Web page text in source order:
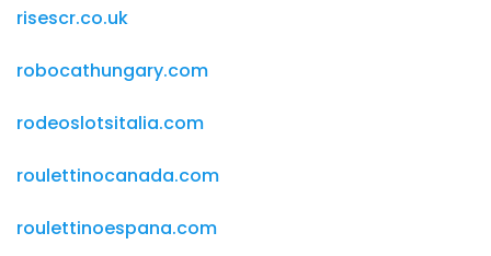
risescr.co.uk
robocathungary.com
rodeoslotsitalia.com
roulettinocanada.com
roulettinoespana.com